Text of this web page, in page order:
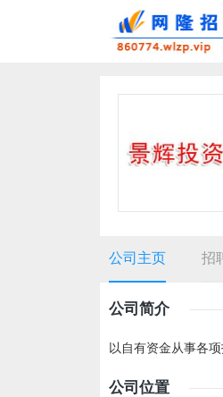
公司主页 招
公司简介
以自有资金从事各项
公司位置